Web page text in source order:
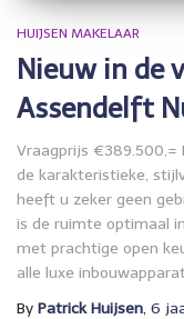
HUIJSEN MAKELAAR
Nieuw in de
Assendelft
Vraagprijs €389.500,=
de karakteristieke,
heeft u zeker geen
is de ruimte optimaal
met prachtige open
alle luxe
By Patrick Huijsen, 6